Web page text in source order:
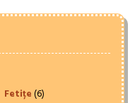
Fetițe(6)